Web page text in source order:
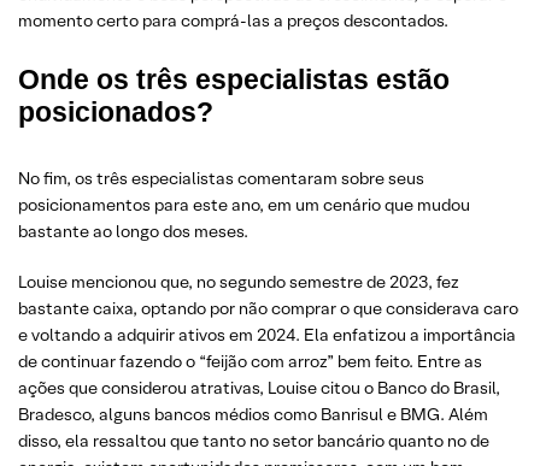
momento certo para comprá-las a preços descontados.
Onde os três especialistas estão
posicionados?
No fim, os três especialistas comentaram sobre seus
posicionamentos para este ano, em um cenário que mudou
bastante ao longo dos meses.
Louise mencionou que, no segundo semestre de 2023, fez
bastante caixa, optando por não comprar o que considerava caro
e voltando a adquirir ativos em 2024. Ela enfatizou a importância
de continuar fazendo o “feijão com arroz” bem feito. Entre as
ações que considerou atrativas, Louise citou o Banco do Brasil,
Bradesco, alguns bancos médios como Banrisul e BMG. Além
disso, ela ressaltou que tanto no setor bancário quanto no de